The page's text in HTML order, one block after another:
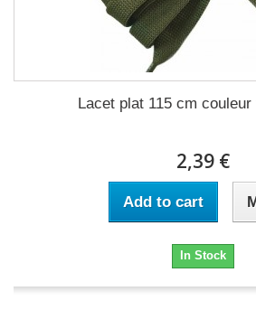
Lacet plat 115 cm
2,39 €
Add to cart
In Stock